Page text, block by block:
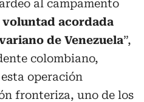
al campamento
acordada
de Venezuela”,
colombiano,
operación
fronteriza, uno de los